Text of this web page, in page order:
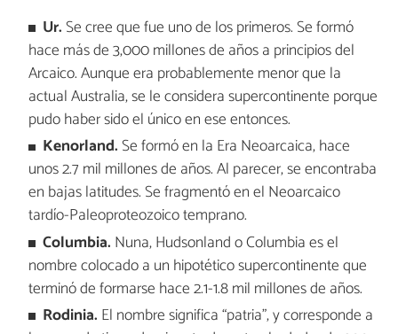
Ur.Se cree que fue uno de los primeros. Se formó
hace más de 3,000 millones de años a principios del
Arcaico. Aunque era probablemente menor que la
actual Australia, se le considera supercontinente porque
pudo haber sido el único en ese entonces.
Kenorland.Se formó en la Era Neoarcaica, hace
unos 2.7 mil millones de años. Al parecer, se encontraba
en bajas latitudes. Se fragmentó en el Neoarcaico
tardío-Paleoproteozoico temprano.
Columbia. Nuna, Hudsonland o Columbia es el
nombre colocado a un hipotético supercontinente que
terminó de formarse hace 2.1-1.8 mil millones de años.
Rodinia. El nombre significa “patria”, y corresponde a